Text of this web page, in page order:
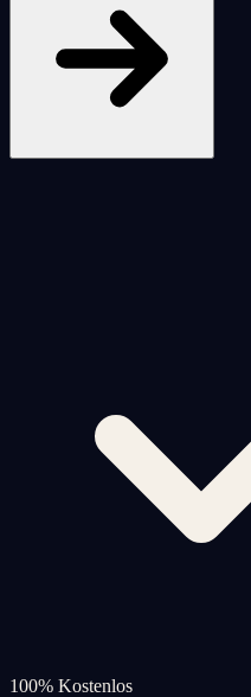
100% Kostenlos